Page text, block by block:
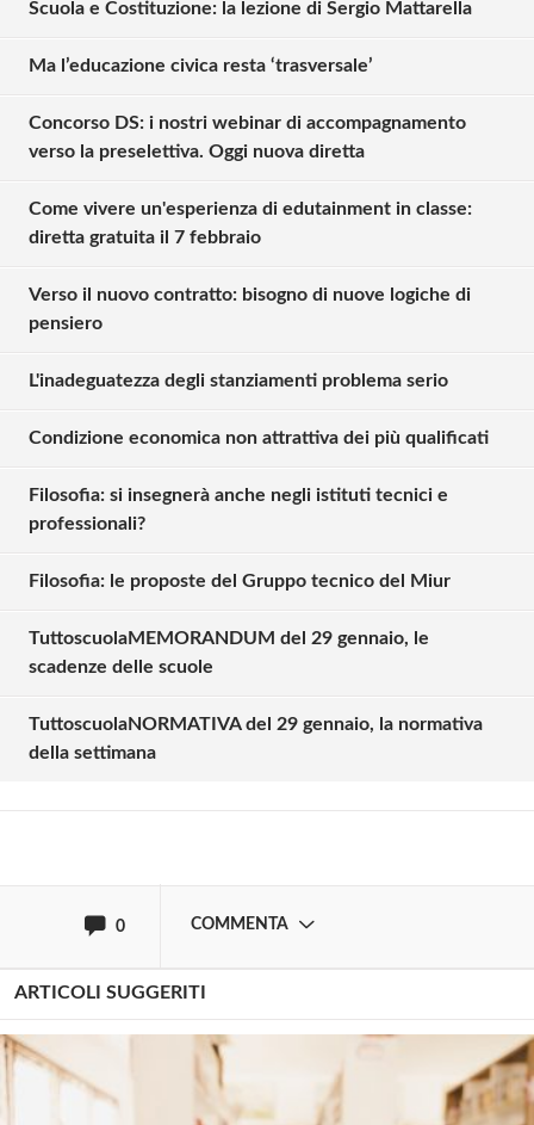
Scuola e Costituzione: la lezione di Sergio Mattarella
Ma l’educazione civica resta ‘trasversale’
Concorso DS: i nostri webinar di accompagnamento
verso la preselettiva. Oggi nuova diretta
Come vivere un'esperienza di edutainment in classe:
diretta gratuita il 7 febbraio
Verso il nuovo contratto: bisogno di nuove logiche di
pensiero
L'inadeguatezza degli stanziamenti problema serio
Condizione economica non attrattiva dei più qualificati
Filosofia: si insegnerà anche negli istituti tecnici e
professionali?
Filosofia: le proposte del Gruppo tecnico del Miur
TuttoscuolaMEMORANDUM del 29 gennaio, le
scadenze delle scuole
TuttoscuolaNORMATIVA del 29 gennaio, la normativa
della settimana
0 COMMENTA
Solo gli utenti registrati possono
Effettua il
ARTICOLI SUGGERITI